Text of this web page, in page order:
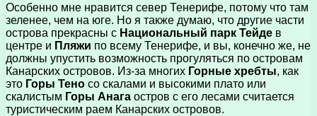
Особенно мне нравится север Тенерифе, потому что там
зеленее, чем на юге. Но я также думаю, что другие части
острова прекрасны с Национальный парк Тейде в
центре и Пляжи по всему Тенерифе, и вы, конечно же, не
должны упустить возможность прогуляться по островам
Канарских островов. Из-за многих Горные хребты, как
это Горы Тено со скалами и высокими плато или
скалистым Горы Анага остров с его лесами считается
туристическим раем Канарских островов.